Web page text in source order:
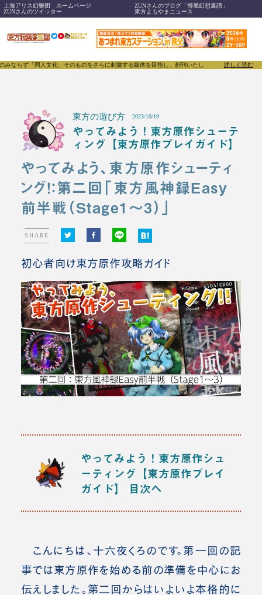
上海アリス幻樂団 ホームページ
ZUNさんのブログ「博麗幻想書譜」
ZUNさんのツイッター
東方よもやまニュース
そのものをさらに刺激する媒体を目指し、創刊いたします。 東方我楽多叢誌(とうほうがらく
詳しく読む
東方の遊び方 2023/10/19
やってみよう！東方原作シューテ
ィング【東方原作プレイガイド】
やってみよう、東方原作シューティ
ング！：第二回「東方風神録Easy
前半戦（Stage1～3）」
SHARE
初心者向け東方原作攻略ガイド
やってみよう！東方原作シュ
ーティング【東方原作プレイ
ガイド】
目次へ
こんにちは、十六夜くろのです。 第一回の記
事では東方原作を始める前の準備を中心にお
伝えしました。第二回からはいよいよ本格的に